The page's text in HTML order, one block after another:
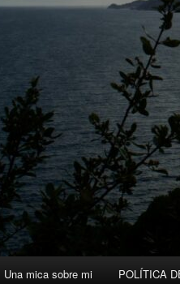
Una mica sobre mi POLÍTICA